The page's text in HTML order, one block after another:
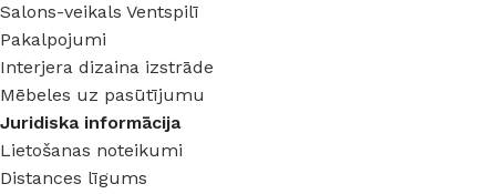
Salons-veikals Ventspilī
Pakalpojumi
Interjera dizaina izstrāde
Mēbeles uz pasūtījumu
Juridiska informācija
Lietošanas noteikumi
Distances līgums